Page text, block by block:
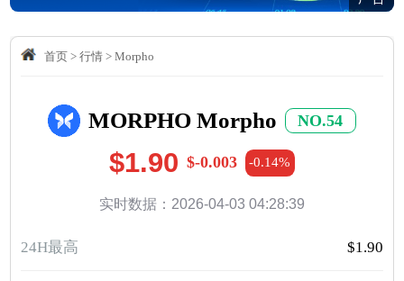
首页> 行情> Morpho
MORPHO Morpho NO.54
$1.90 $-0.003 -0.14%
实时数据：2026-04-03 04:28:39
24H最高 $1.90